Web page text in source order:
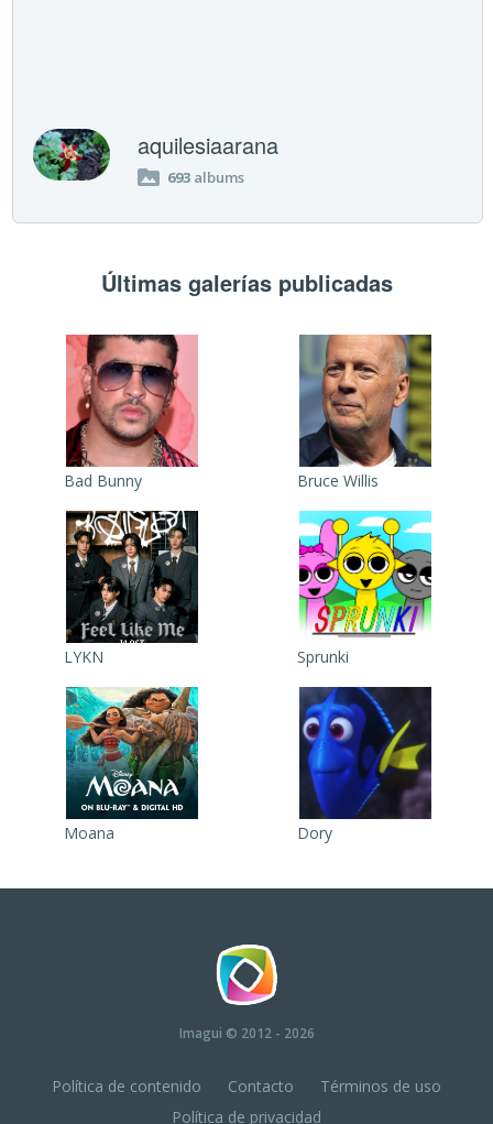
aquilesiaarana
693 albums
Últimas galerías publicadas
Bad Bunny Bruce Willis
LYKN Sprunki
Moana Dory
Imagui © 2012 - 2026
Política de contenido Contacto
Términos de uso
Política de privacidad